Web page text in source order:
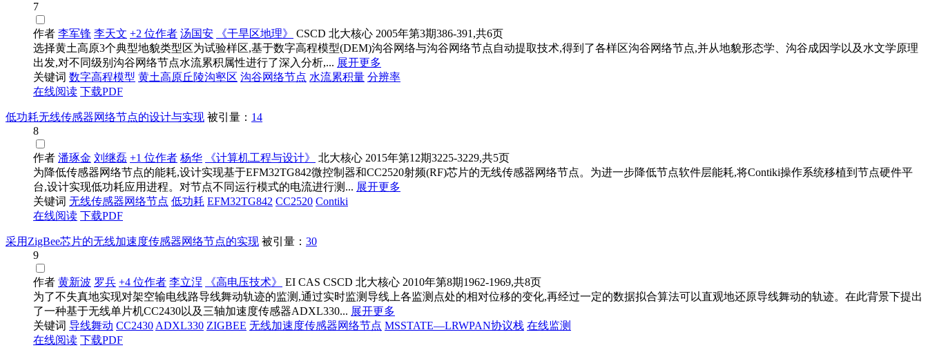
7
作者 李军锋 李天文 +2 位作者 汤国安 《干旱区地理》 CSCD 北大核心 2005年第3期386-391,共6页
选择黄土高原3个典型地貌类型区为试验样区,基于数字高程模型(DEM)沟谷网络与沟谷网络节点自动提取技术,得到了各样区沟谷网络节点,并从地貌形态学、沟谷成因学以及水文学原理
出发,对不同级别沟谷网络节点水流累积属性进行了深入分析,... 展开更多
关键词 数字高程模型 黄土高原丘陵沟壑区 沟谷网络节点 水流累积量 分辨率
在线阅读 下载PDF
低功耗无线传感器网络节点的设计与实现 被引量： 14
8
作者 潘琢金 刘继磊 +1 位作者 杨华 《计算机工程与设计》 北大核心 2015年第12期3225-3229,共5页
为降低传感器网络节点的能耗,设计实现基于EFM32TG842微控制器和CC2520射频(RF)芯片的无线传感器网络节点。为进一步降低节点软件层能耗,将Contiki操作系统移植到节点硬件平
台,设计实现低功耗应用进程。对节点不同运行模式的电流进行测... 展开更多
关键词 无线传感器网络节点 低功耗 EFM32TG842 CC2520 Contiki
在线阅读 下载PDF
采用ZigBee芯片的无线加速度传感器网络节点的实现 被引量： 30
9
作者 黄新波 罗兵 +4 位作者 李立浧 《高电压技术》 EI CAS CSCD 北大核心 2010年第8期1962-1969,共8页
为了不失真地实现对架空输电线路导线舞动轨迹的监测,通过实时监测导线上各监测点处的相对位移的变化,再经过一定的数据拟合算法可以直观地还原导线舞动的轨迹。在此背景下提出
了一种基于无线单片机CC2430以及三轴加速度传感器ADXL330... 展开更多
关键词 导线舞动 CC2430 ADXL330 ZIGBEE 无线加速度传感器网络节点 MSSTATE—LRWPAN协议栈 在线监测
在线阅读 下载PDF